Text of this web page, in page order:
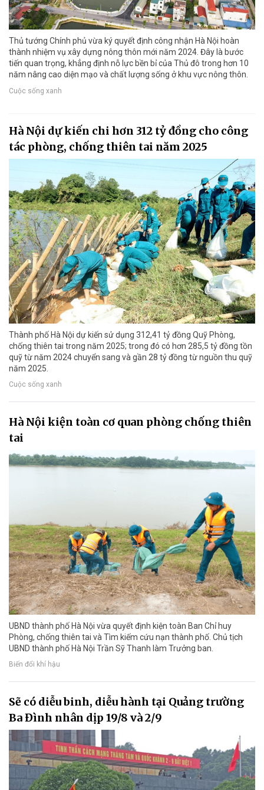
Thủ tướng Chính phủ vừa ký quyết định công nhận Hà Nội hoàn
thành nhiệm vụ xây dựng nông thôn mới năm 2024. Đây là bước
tiến quan trọng, khẳng định nỗ lực bền bỉ của Thủ đô trong hơn 10
năm nâng cao diện mạo và chất lượng sống ở khu vực nông thôn.
Cuộc sống xanh
Hà Nội dự kiến chi hơn 312 tỷ đồng cho công
tác phòng, chống thiên tai năm 2025
Thành phố Hà Nội dự kiến sử dụng 312,41 tỷ đồng Quỹ Phòng,
chống thiên tai trong năm 2025; trong đó có hơn 285,5 tỷ đồng tồn
quỹ từ năm 2024 chuyển sang và gần 28 tỷ đồng từ nguồn thu quỹ
năm 2025.
Cuộc sống xanh
Hà Nội kiện toàn cơ quan phòng chống thiên
tai
UBND thành phố Hà Nội vừa quyết định kiện toàn Ban Chỉ huy
Phòng, chống thiên tai và Tìm kiếm cứu nạn thành phố. Chủ tịch
UBND thành phố Hà Nội Trần Sỹ Thanh làm Trưởng ban.
Biến đổi khí hậu
Sẽ có diễu binh, diễu hành tại Quảng trường
Ba Đình nhân dịp 19/8 và 2/9